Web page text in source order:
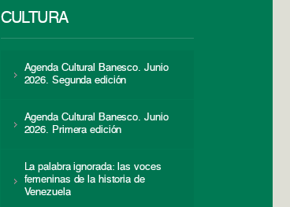
CULTURA
Agenda Cultural Banesco. Junio
2026. Segunda edición
Agenda Cultural Banesco. Junio
2026. Primera edición
La palabra ignorada: las voces
femeninas de la historia de
Venezuela